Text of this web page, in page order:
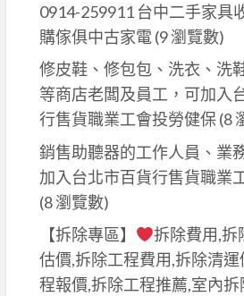
0914-259911 台中二手家具
購傢俱中古家電(9 瀏覽數)
修皮鞋、修包包、洗衣、洗
等商店老闆及員工，可加入
行售貨職業工會投勞健保(8
銷售助聽器的工作人員、業
加入台北市百貨行售貨職業
(8 瀏覽數)
【拆除專區】
拆除費用,拆
估價,拆除工程費用,拆除清運
程報價,拆除工程推薦,室內拆